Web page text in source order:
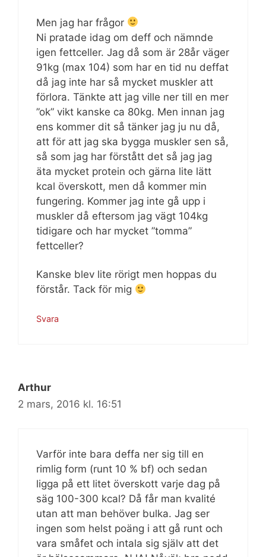
Men jag har frågor
Ni pratade idag om deff och nämnde
igen fettceller. Jag då som är 28år väger
91kg (max 104) som har en tid nu deffat
då jag inte har så mycket muskler att
förlora. Tänkte att jag ville ner till en mer
”ok” vikt kanske ca 80kg. Men innan jag
ens kommer dit så tänker jag ju nu då,
att för att jag ska bygga muskler sen så,
så som jag har förstått det så jag jag
äta mycket protein och gärna lite lätt
kcal överskott, men då kommer min
fungering. Kommer jag inte gå upp i
muskler då eftersom jag vägt 104kg
tidigare och har mycket ”tomma”
fettceller?
Kanske blev lite rörigt men hoppas du
förstår. Tack för mig
Svara
Arthur
2 mars, 2016 kl. 16:51
Varför inte bara deffa ner sig till en
rimlig form (runt 10 % bf) och sedan
ligga på ett litet överskott varje dag på
säg 100-300 kcal? Då får man kvalité
utan att man behöver bulka. Jag ser
ingen som helst poäng i att gå runt och
vara småfet och intala sig själv att det